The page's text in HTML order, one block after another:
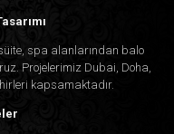
spa alanlarından balo
Projelerimiz Dubai, Doha,
kapsamaktadır.